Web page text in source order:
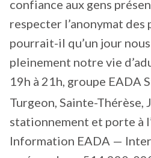
confiance aux gens
respecter l’anonymat des
pourrait-il qu’un jour
pleinement notre vie
19h à 21h, groupe EADA
Turgeon, Sainte-Thérèse,
stationnement et porte à
Information EADA —